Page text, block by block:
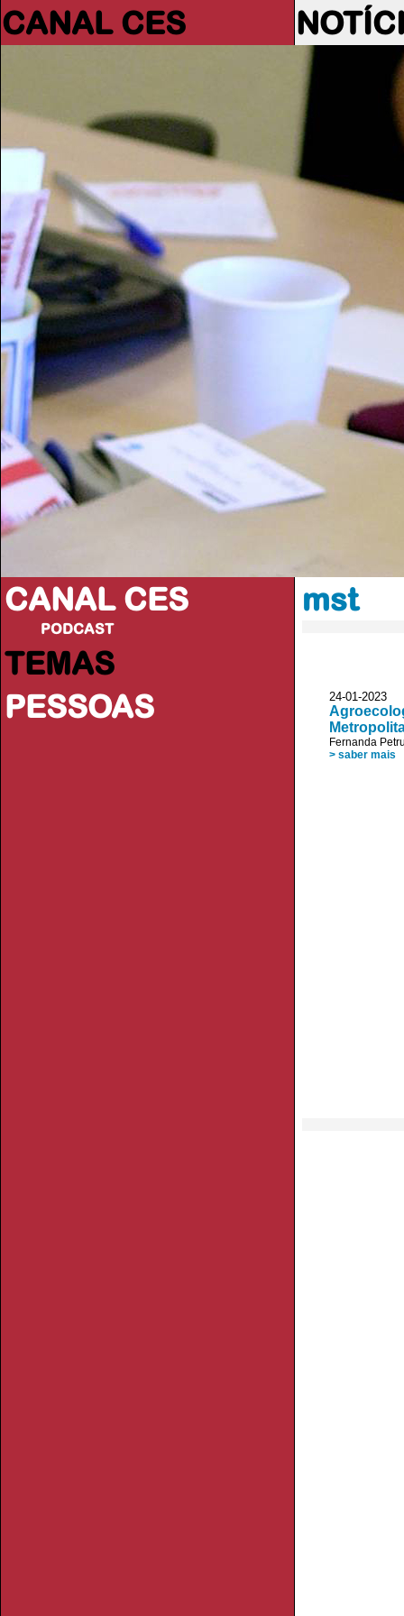
CANAL CES
CANAL CES
PODCAST
TEMAS
PESSOAS
mst
24-01-
Fernanda
> saber mais